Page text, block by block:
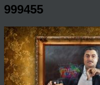
999455